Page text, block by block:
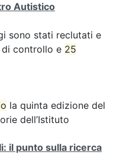
Autistico
sono stati reclutati e
controllo e 25
la quinta edizione del
dell’Istituto
il punto sulla ricerca